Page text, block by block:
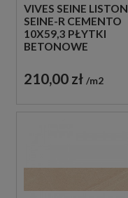
VIVES SEINE LISTON
SEINE-R CEMENTO
10X59,3 PŁYTKI
BETONOWE
210,00 zł m2